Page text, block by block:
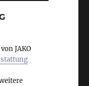
JAKO